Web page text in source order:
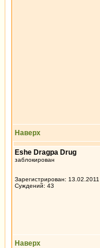
Наверх
Eshe Dragpa Drug
заблокирован
Зарегистрирован: 13.02.2011
Суждений: 43
Наверх